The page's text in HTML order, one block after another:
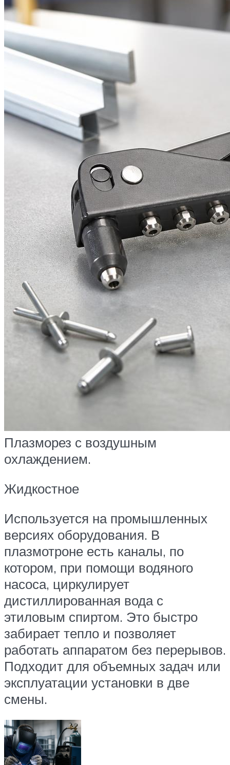
Плазморез с воздушным
охлаждением.
Жидкостное
Используется на промышленных
версиях оборудования. В
плазмотроне есть каналы, по
котором, при помощи водяного
насоса, циркулирует
дистиллированная вода с
этиловым спиртом. Это быстро
забирает тепло и позволяет
работать аппаратом без перерывов.
Подходит для объемных задач или
эксплуатации установки в две
смены.